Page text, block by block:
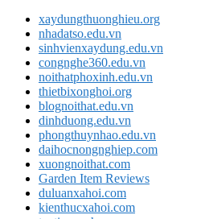
xaydungthuonghieu.org
nhadatso.edu.vn
sinhvienxaydung.edu.vn
congnghe360.edu.vn
noithatphoxinh.edu.vn
thietbixonghoi.org
blognoithat.edu.vn
dinhduong.edu.vn
phongthuynhao.edu.vn
daihocnongnghiep.com
xuongnoithat.com
Garden Item Reviews
duluanxahoi.com
kienthucxahoi.com